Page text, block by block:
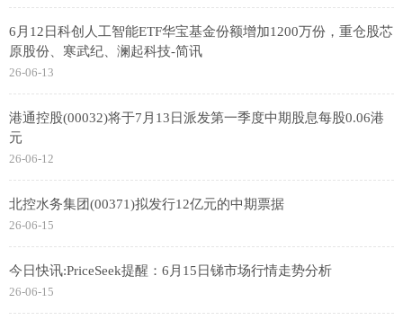
6月12日科创人工智能ETF华宝基金份额增加1200万份，重仓股芯
原股份、寒武纪、澜起科技-简讯
26-06-13
港通控股(00032)将于7月13日派发第一季度中期股息每股0.06港
元
26-06-12
北控水务集团(00371)拟发行12亿元的中期票据
26-06-15
今日快讯:PriceSeek提醒：6月15日锑市场行情走势分析
26-06-15